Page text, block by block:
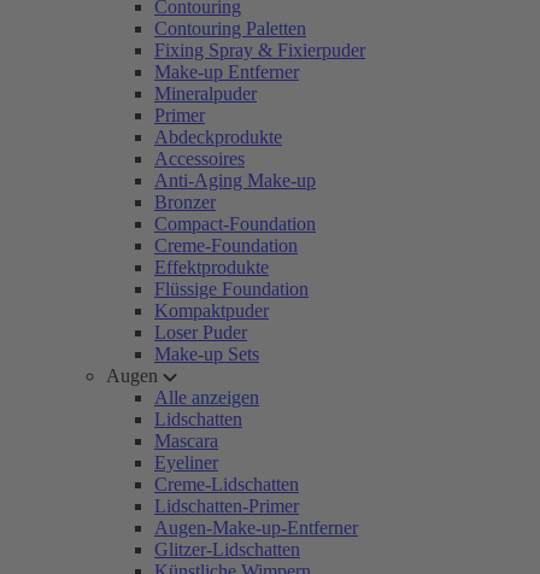
Contouring
Contouring Paletten
Fixing Spray & Fixierpuder
Make-up Entferner
Mineralpuder
Primer
Abdeckprodukte
Accessoires
Anti-Aging Make-up
Bronzer
Compact-Foundation
Creme-Foundation
Effektprodukte
Flüssige Foundation
Kompaktpuder
Loser Puder
Make-up Sets
Augen
Alle anzeigen
Lidschatten
Mascara
Eyeliner
Creme-Lidschatten
Lidschatten-Primer
Augen-Make-up-Entferner
Glitzer-Lidschatten